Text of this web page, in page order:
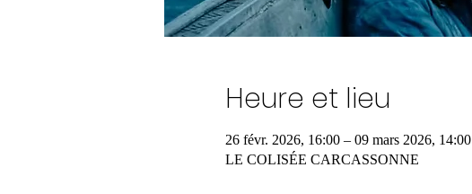
Heure et lieu
26 févr. 2026, 16:00 – 09 mars 2026, 14:00
LE COLISÉE CARCASSONNE